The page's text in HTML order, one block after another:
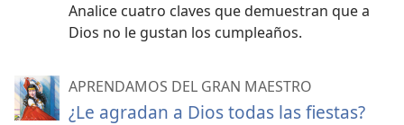
Analice cuatro claves que demuestran que a
Dios no le gustan los cumpleaños.
APRENDAMOS DEL GRAN MAESTRO
¿Le agradan a Dios todas las fiestas?